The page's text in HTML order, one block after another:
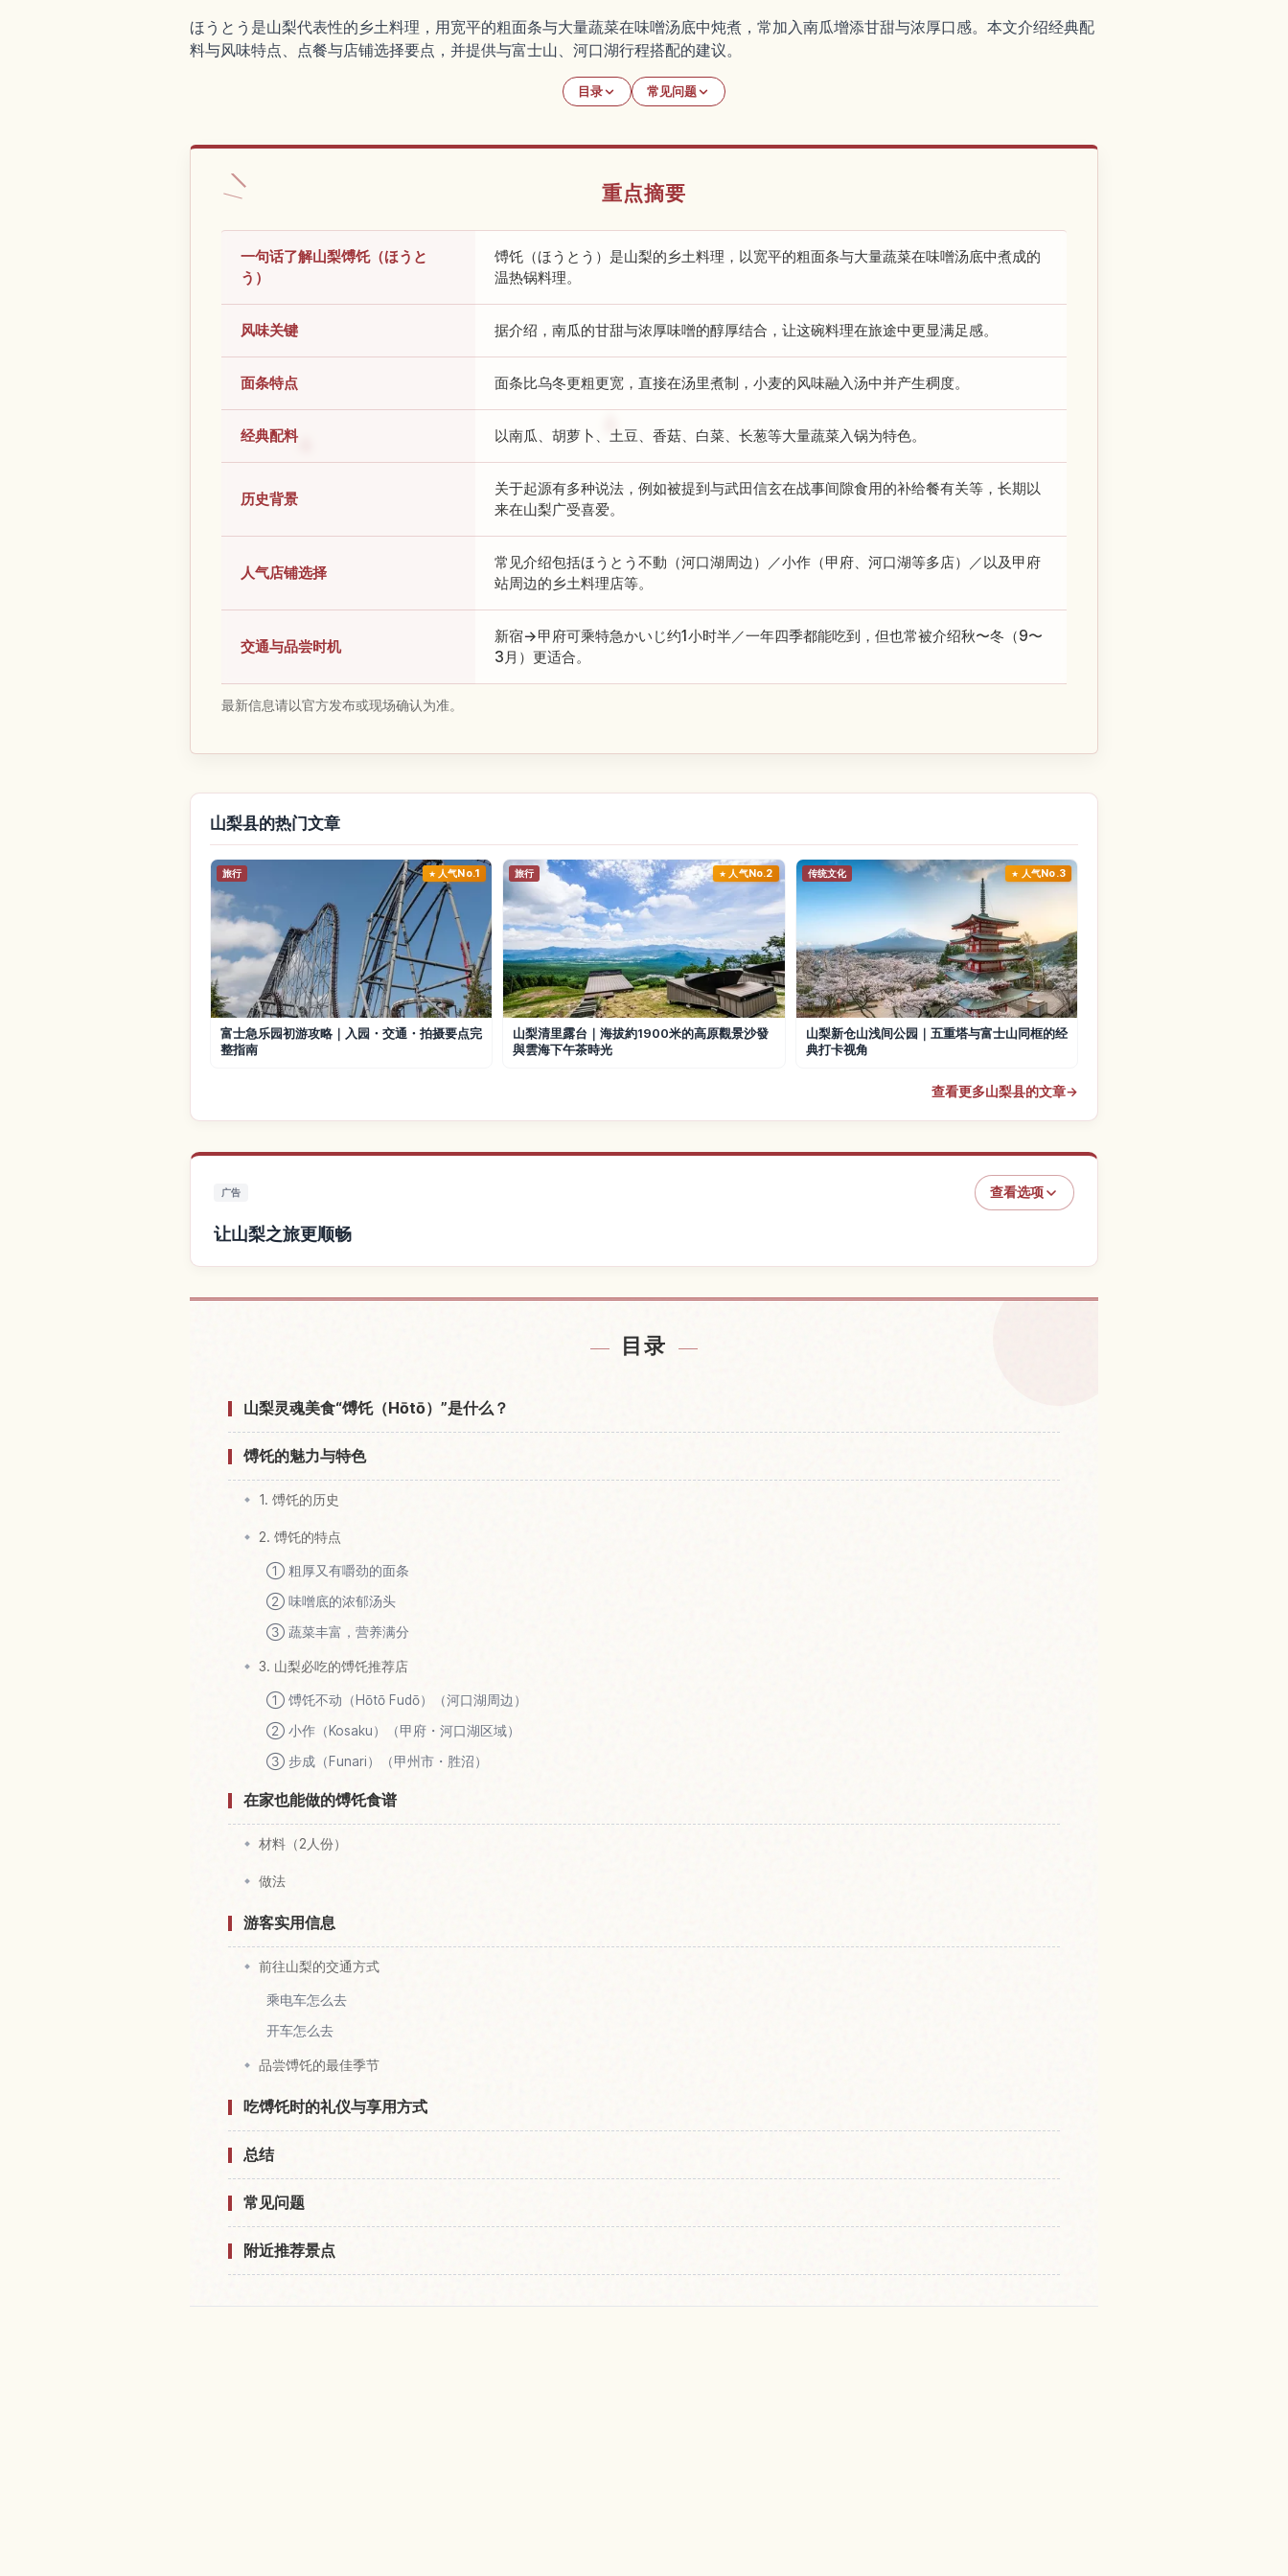
ほうとう是山梨代表性的乡土料理，用宽平的粗面条与大量蔬菜在味噌汤底中炖煮，常加入南瓜增添甘甜与浓厚口感。本文介绍经典配
料与风味特点、点餐与店铺选择要点，并提供与富士山、河口湖行程搭配的建议。
目录 常见问题
重点摘要
一句话了解山梨馎饦（ほうと
う）
馎饦（ほうとう）是山梨的乡土料理，以宽平的粗面条与大量蔬菜在味噌汤底中煮成的
温热锅料理。
风味关键 据介绍，南瓜的甘甜与浓厚味噌的醇厚结合，让这碗料理在旅途中更显满足感。
面条特点 面条比乌冬更粗更宽，直接在汤里煮制，小麦的风味融入汤中并产生稠度。
经典配料 以南瓜、胡萝卜、土豆、香菇、白菜、长葱等大量蔬菜入锅为特色。
历史背景
关于起源有多种说法，例如被提到与武田信玄在战事间隙食用的补给餐有关等，长期以
来在山梨广受喜爱。
人气店铺选择
常见介绍包括ほうとう不動（河口湖周边）／小作（甲府、河口湖等多店）／以及甲府
站周边的乡土料理店等。
交通与品尝时机
新宿→甲府可乘特急かいじ约1小时半／一年四季都能吃到，但也常被介绍秋〜冬（9〜
3月）更适合。
最新信息请以官方发布或现场确认为准。
山梨县的热门文章
旅行 人气No.1
富士急乐园初游攻略｜入园・交通・拍摄要点完
整指南
旅行 人气No.2
山梨清里露台｜海拔約1900米的高原觀景沙發
與雲海下午茶時光
传统文化 人气No.3
山梨新仓山浅间公园｜五重塔与富士山同框的经
典打卡视角
查看更多山梨县的文章→
广告 查看选项
让山梨之旅更顺畅
目录
山梨灵魂美食“馎饦（Hōtō）”是什么？
馎饦的魅力与特色
1. 馎饦的历史
2. 馎饦的特点
① 粗厚又有嚼劲的面条
② 味噌底的浓郁汤头
③ 蔬菜丰富，营养满分
3. 山梨必吃的馎饦推荐店
① 馎饦不动（Hōtō Fudō）（河口湖周边）
② 小作（Kosaku）（甲府・河口湖区域）
③ 步成（Funari）（甲州市・胜沼）
在家也能做的馎饦食谱
材料（2人份）
做法
游客实用信息
前往山梨的交通方式
乘电车怎么去
开车怎么去
品尝馎饦的最佳季节
吃馎饦时的礼仪与享用方式
总结
常见问题
附近推荐景点